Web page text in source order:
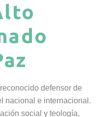
defensor de
nacional e internacional.
social y teología,